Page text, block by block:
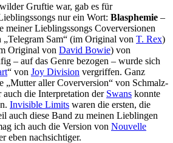
Gruftie war, gab es für
nur ein Wort: Blasphemie –
meiner Lieblingssongs Coverversionen
Sam“ (im Original von T. Rex)
Original von David Bowie) von
– auf das Genre bezogen – wurde sich
“ von Joy Division vergriffen. Ganz
„Mutter aller Coverversion“ von Schmalz-
auch die Interpretation der Swans konnte
Invisible Limits waren die ersten, die
auch diese Band zu meinen Lieblingen
ich auch die Version von Nouvelle
eben nachsichtiger.